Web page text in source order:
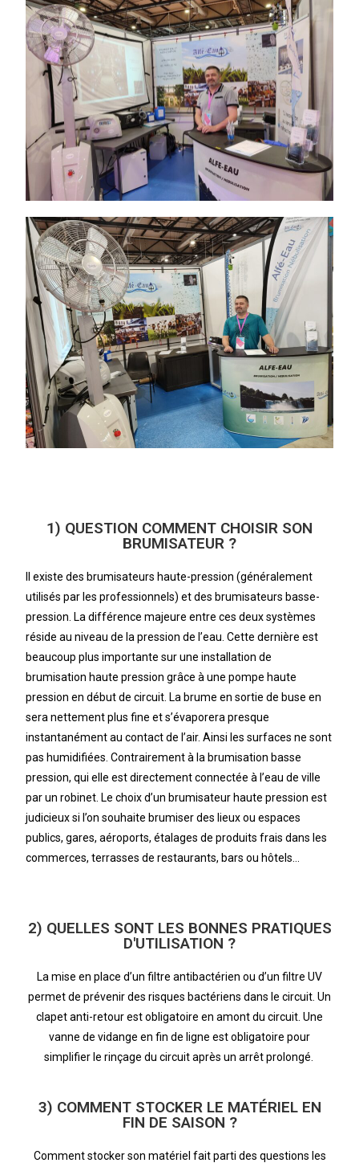
1) QUESTION COMMENT CHOISIR SON
BRUMISATEUR ?
Il existe des brumisateurs haute-pression (généralement
utilisés par les professionnels) et des brumisateurs basse-
pression. La différence majeure entre ces deux systèmes
réside au niveau de la pression de l’eau. Cette dernière est
beaucoup plus importante sur une installation de
brumisation haute pression grâce à une pompe haute
pression en début de circuit. La brume en sortie de buse en
sera nettement plus fine et s’évaporera presque
instantanément au contact de l’air. Ainsi les surfaces ne sont
pas humidifiées. Contrairement à la brumisation basse
pression, qui elle est directement connectée à l’eau de ville
par un robinet. Le choix d’un brumisateur haute pression est
judicieux si l’on souhaite brumiser des lieux ou espaces
publics, gares, aéroports, étalages de produits frais dans les
commerces, terrasses de restaurants, bars ou hôtels…
2) QUELLES SONT LES BONNES PRATIQUES
D'UTILISATION ?
La mise en place d’un filtre antibactérien ou d’un filtre UV
permet de prévenir des risques bactériens dans le circuit. Un
clapet anti-retour est obligatoire en amont du circuit. Une
vanne de vidange en fin de ligne est obligatoire pour
simplifier le rinçage du circuit après un arrêt prolongé.
3) COMMENT STOCKER LE MATÉRIEL EN
FIN DE SAISON ?
Comment stocker son matériel fait parti des questions les